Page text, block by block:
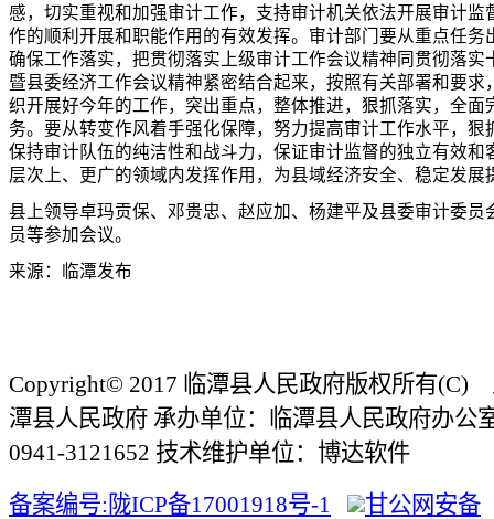
感，切实重视和加强审计工作，支持审计机关依法开展审计监
作的顺利开展和职能作用的有效发挥。审计部门要从重点任务
确保工作落实，把贯彻落实上级审计工作会议精神同贯彻落实
暨县委经济工作会议精神紧密结合起来，按照有关部署和要求
织开展好今年的工作，突出重点，整体推进，狠抓落实，全面
务。要从转变作风着手强化保障，努力提高审计工作水平，狠
保持审计队伍的纯洁性和战斗力，保证审计监督的独立有效和
层次上、更广的领域内发挥作用，为县域经济安全、稳定发展
县上领导卓玛贡保、邓贵忠、赵应加、杨建平及县委审计委员
员等参加会议。
来源：临潭发布
Copyright© 2017 临潭县人民政府版权所有(C)
潭县人民政府 承办单位：临潭县人民政府办
0941-3121652 技术维护单位：博达软件
备案编号:陇ICP备17001918号-1
甘公网安备